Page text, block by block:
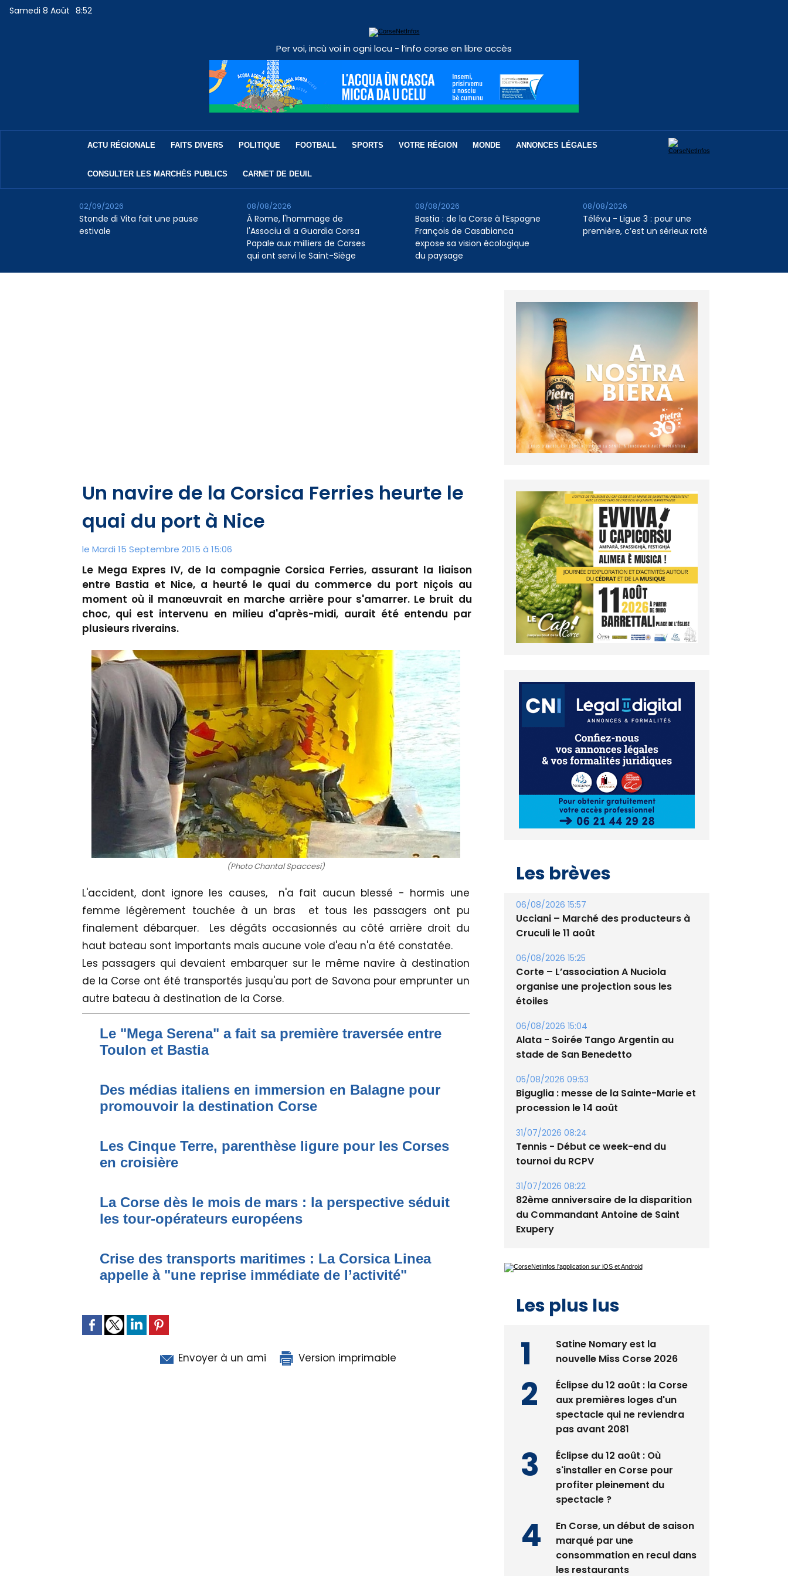
Samedi 8 Août 8:52
Per voi, incù voi in ogni locu - l’info corse en libre accès
ACTU RÉGIONALE FAITS DIVERS POLITIQUE FOOTBALL SPORTS VOTRE RÉGION MONDE ANNONCES LÉGALES
CONSULTER LES MARCHÉS PUBLICS CARNET DE DEUIL
Stonde di Vita fait une pause
estivale
02/09/2026
À Rome, l'hommage de
l'Associu di a Guardia Corsa
Papale aux milliers de Corses
qui ont servi le Saint-Siège
08/08/2026
Bastia : de la Corse à l’Espagne
François de Casabianca
expose sa vision écologique
du paysage
08/08/2026
Télévu - Ligue 3 : pour une
première, c’est un sérieux raté
08/08/2026
Un navire de la Corsica Ferries heurte le
quai du port à Nice
le Mardi 15 Septembre 2015 à 15:06
Le Mega Expres IV, de la compagnie Corsica Ferries, assurant la liaison
entre Bastia et Nice, a heurté le quai du commerce du port niçois au
moment où il manœuvrait en marche arrière pour s'amarrer. Le bruit du
choc, qui est intervenu en milieu d'après-midi, aurait été entendu par
plusieurs riverains.
(Photo Chantal Spaccesi)
L'accident, dont ignore les causes, n'a fait aucun blessé - hormis une
femme légèrement touchée à un bras et tous les passagers ont pu
finalement débarquer. Les dégâts occasionnés au côté arrière droit du
haut bateau sont importants mais aucune voie d'eau n'a été constatée.
Les passagers qui devaient embarquer sur le même navire à destination
de la Corse ont été transportés jusqu'au port de Savona pour emprunter un
autre bateau à destination de la Corse.
Le "Mega Serena" a fait sa première traversée entre
Toulon et Bastia
Des médias italiens en immersion en Balagne pour
promouvoir la destination Corse
Les Cinque Terre, parenthèse ligure pour les Corses
en croisière
La Corse dès le mois de mars : la perspective séduit
les tour-opérateurs européens
Crise des transports maritimes : La Corsica Linea
appelle à "une reprise immédiate de l’activité"
Envoyer à un ami Version imprimable
06/08/2026 15:57
Cruculi le 11 août
06/08/2026 15:25
organise une projection sous les
étoiles
06/08/2026 15:04
stade de San Benedetto
05/08/2026 09:53
procession le 14 août
31/07/2026 08:24
tournoi du RCPV
31/07/2026 08:22
du Commandant Antoine de Saint
Exupery
Éclipse du 12 août : la Corse
spectacle qui ne reviendra
pas avant 2081
Éclipse du 12 août : Où
profiter pleinement du
spectacle ?
En Corse, un début de saison
consommation en recul dans
les restaurants
La gendarmerie alerte les